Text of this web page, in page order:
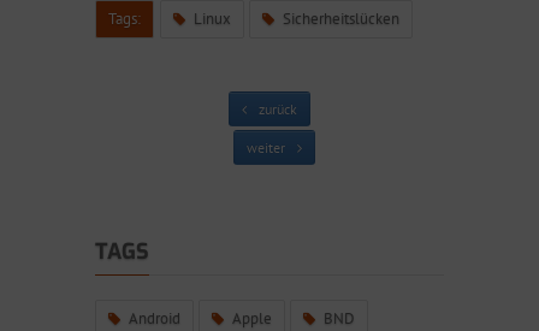
Tags: Linux Sicherheitslücken
zurück
weiter
TAGS
Android Apple BND